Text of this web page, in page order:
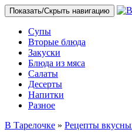
Показать/Скрыть навигацию
Супы
Вторые блюда
Закуски
Блюда из мяса
Салаты
Десерты
Напитки
Разное
В Тарелочке » Рецепты